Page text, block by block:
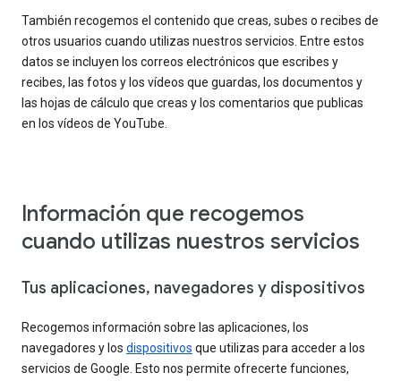
También recogemos el contenido que creas, subes o recibes de
otros usuarios cuando utilizas nuestros servicios. Entre estos
datos se incluyen los correos electrónicos que escribes y
recibes, las fotos y los vídeos que guardas, los documentos y
las hojas de cálculo que creas y los comentarios que publicas
en los vídeos de YouTube.
Información que recogemos
cuando utilizas nuestros servicios
Tus aplicaciones, navegadores y dispositivos
Recogemos información sobre las aplicaciones, los
navegadores y los dispositivos que utilizas para acceder a los
servicios de Google. Esto nos permite ofrecerte funciones,